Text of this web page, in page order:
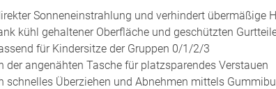
Sonneneinstrahlung und verhindert übermäßige
kühl gehaltener Oberfläche und geschützten
für Kindersitze der Gruppen 0/1/2/3
der angenähten Tasche für platzsparendes Verstauen
schnelles Überziehen und Abnehmen mittels